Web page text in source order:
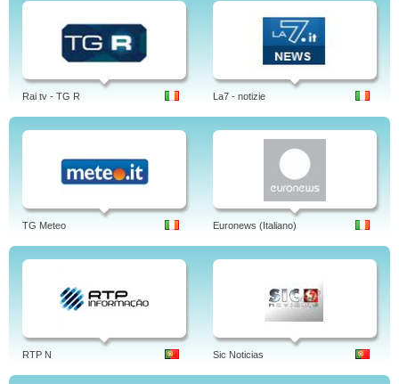
Rai tv - TG R La7 - notizie
TG Meteo Euronews (Italiano)
RTP N Sic Noticias